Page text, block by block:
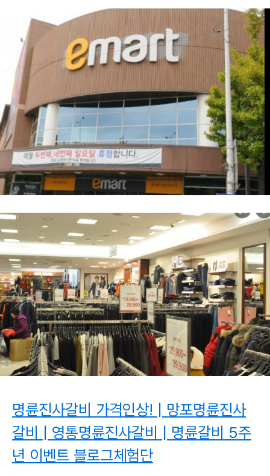
명륜진사갈비 가격인상! | 망포명륜진사
갈비 | 영통명륜진사갈비 | 명륜갈비 5주
년 이벤트 블로그체험단